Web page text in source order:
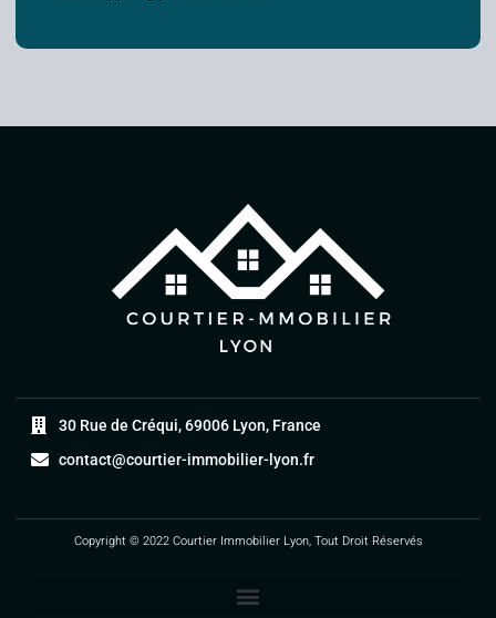
30 Rue de Créqui, 69006 Lyon, France
contact@courtier-immobilier-lyon.fr
Copyright © 2022 Courtier Immobilier Lyon, Tout Droit Réservés